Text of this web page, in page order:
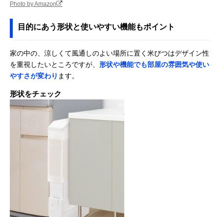
Photo by Amazon
目的にあう形状と使いやすい機能もポイント
家の中の、涼しくて風通しのよい場所に置く米びつはデザイン性
を重視したいところですが、 形状や機能でも部屋の雰囲気や使い
やすさが変わり ます。
形状をチェック